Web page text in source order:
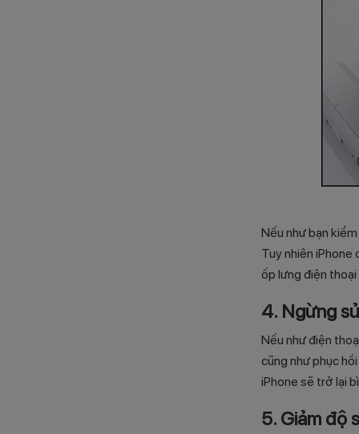
Nếu như bạn
Tuy nhiên iPhone
ốp lưng điện
4. Ngừng
Nếu như điện
cũng như phục
iPhone sẽ trở lại
5. Giảm độ